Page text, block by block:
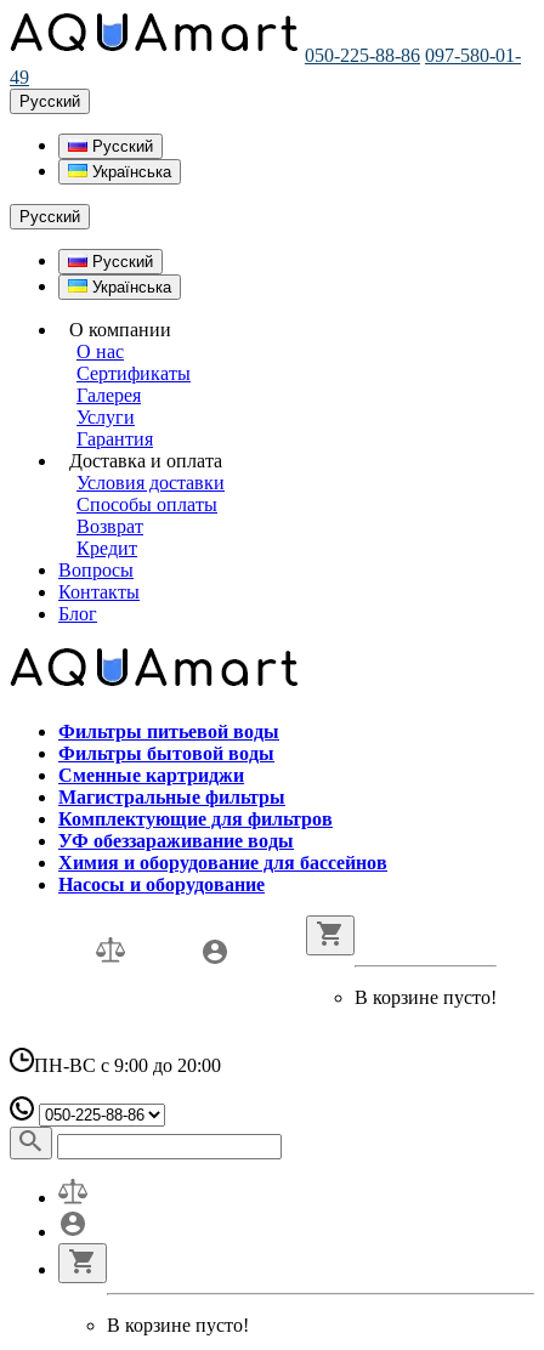
050-225-88-86 097-580-01-
49
Русский
Русский
Українська
Русский
Русский
Українська
О компании
О нас
Сертификаты
Галерея
Услуги
Гарантия
Доставка и оплата
Условия доставки
Способы оплаты
Возврат
Кредит
Вопросы
Контакты
Блог
Фильтры питьевой воды
Фильтры бытовой воды
Сменные картриджи
Магистральные фильтры
Комплектующие для фильтров
УФ обеззараживание воды
Химия и оборудование для бассейнов
Насосы и оборудование
В корзине пусто!
ПН-ВС с 9:00 до 20:00
В корзине пусто!